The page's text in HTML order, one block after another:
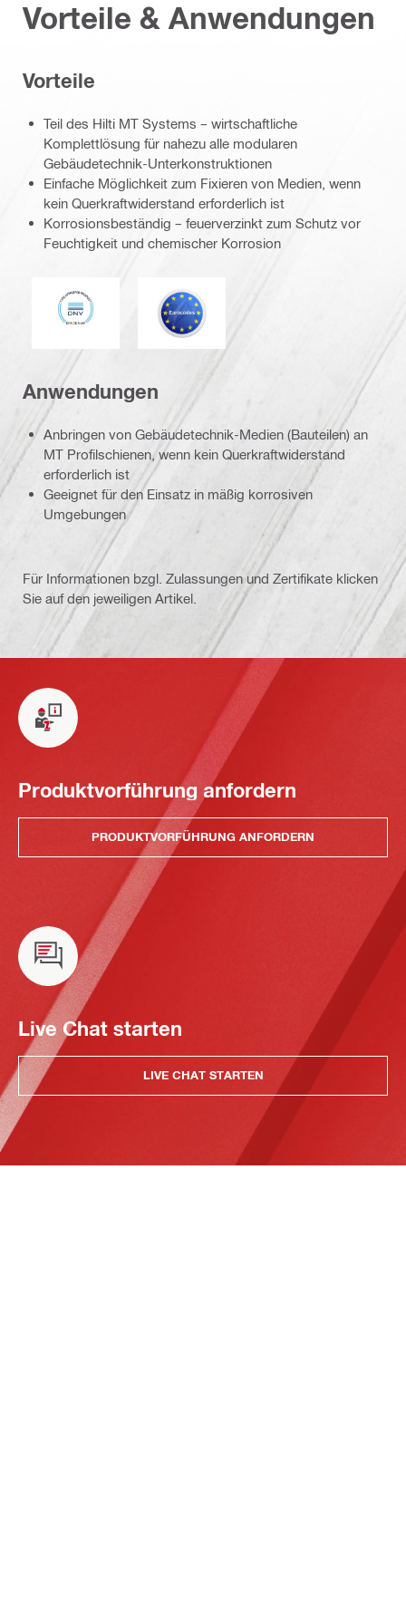
Vorteile & Anwendungen
Vorteile
Teil des Hilti MT Systems – wirtschaftliche
Komplettlösung für nahezu alle modularen
Gebäudetechnik-Unterkonstruktionen
Einfache Möglichkeit zum Fixieren von Medien, wenn
kein Querkraftwiderstand erforderlich ist
Korrosionsbeständig – feuerverzinkt zum Schutz vor
Feuchtigkeit und chemischer Korrosion
DNV Eurocode
Anwendungen
Anbringen von Gebäudetechnik-Medien (Bauteilen) an
MT Profilschienen, wenn kein Querkraftwiderstand
erforderlich ist
Geeignet für den Einsatz in mäßig korrosiven
Umgebungen
Für Informationen bzgl. Zulassungen und Zertifikate klicken
Sie auf den jeweiligen Artikel.
Produktvorführung anfordern
PRODUKTVORFÜHRUNG ANFORDERN
Live Chat starten
LIVE CHAT STARTEN